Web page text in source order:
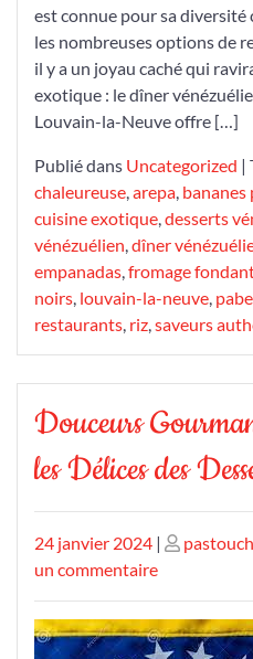
est connue pour sa
les nombreuses options de
il y a un joyau caché qui
exotique : le dîner
Louvain-la-Neuve offre […]
Publié dans Uncategorized |
chaleureuse arepa
cuisine exotique desserts
vénézuélien dîner
empanadas fromage
noirs louvain-la-neuve
restaurants riz saveurs
Douceurs
les Délices des
Publié
le
24 janvier 2024 | Publié
un commentairesur
: